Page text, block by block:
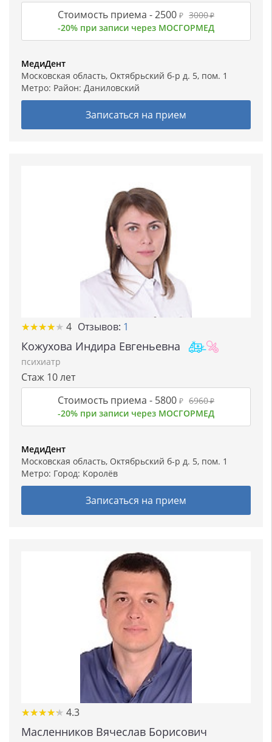
Стоимость приема -2500 ₽ 3000₽
-20% при записи через МОСГОРМЕД
МедиДент
Московская область, Октябрьский б-р д. 5, пом. 1
Метро: Район: Даниловский
Записаться на прием
★★★★★
★★★★★ 4 Отзывов: 1
Кожухова Индира Евгеньевна
психиатр
Стаж 10 лет
Стоимость приема - 5800 ₽ 6960₽
-20% при записи через МОСГОРМЕД
МедиДент
Московская область, Октябрьский б-р д. 5, пом. 1
Метро: Город: Королёв
Записаться на прием
★★★★★
★★★★★ 4.3
Масленников Вячеслав Борисович